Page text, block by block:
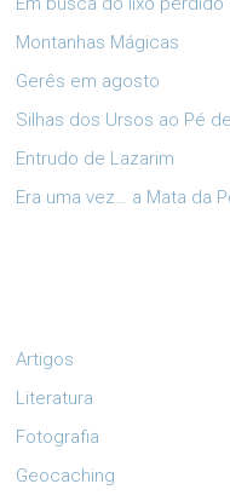
Montanhas Mágicas
Gerês em agosto
Silhas dos Ursos ao Pé
Entrudo de Lazarim
Era uma vez… a Mata da
Artigos
Literatura
Fotografia
Geocaching